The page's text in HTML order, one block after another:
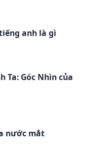
anh là gì
Ta: Góc Nhìn của
nước mắt